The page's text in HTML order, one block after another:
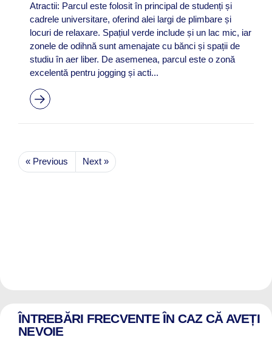
Atractii: Parcul este folosit în principal de studenți și
cadrele universitare, oferind alei largi de plimbare și
locuri de relaxare. Spațiul verde include și un lac mic, iar
zonele de odihnă sunt amenajate cu bănci și spații de
studiu în aer liber. De asemenea, parcul este o zonă
excelentă pentru jogging și acti...
« Previous Next »
ÎNTREBĂRI FRECVENTE ÎN CAZ CĂ AVEȚI
NEVOIE